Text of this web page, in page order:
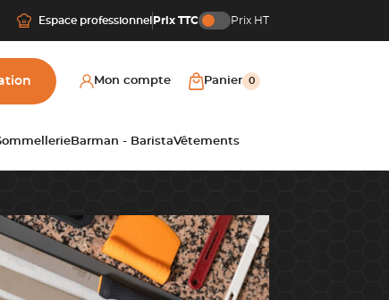
Espace professionnel Prix TTC Prix HT
Mon compte Panier 0
Barman - BaristaVêtements